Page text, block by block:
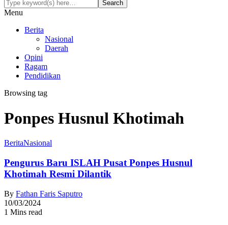
Menu
Berita
Nasional
Daerah
Opini
Ragam
Pendidikan
Browsing tag
Ponpes Husnul Khotimah
BeritaNasional
Pengurus Baru ISLAH Pusat Ponpes Husnul
Khotimah Resmi Dilantik
By Fathan Faris Saputro
10/03/2024
1 Mins read